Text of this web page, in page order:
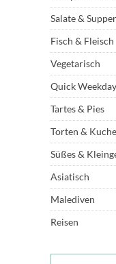
Salate &
Fisch & Fleisch
Vegetarisch
Quick
Tartes & Pies
Torten &
Süßes &
Asiatisch
Malediven
Reisen